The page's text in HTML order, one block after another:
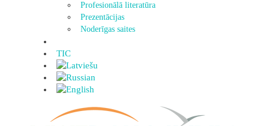
Profesionālā literatūra
Prezentācijas
Noderīgas saites
TIC